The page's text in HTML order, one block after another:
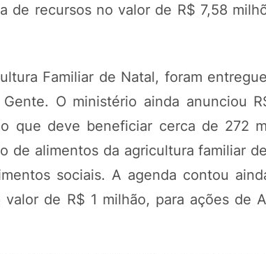
de recursos no valor de R$ 7,58
Familiar de Natal, foram
O ministério ainda anunciou
que deve beneficiar cerca de 272
de alimentos da agricultura familiar
sociais. A agenda contou
de R$ 1 milhão, para ações de